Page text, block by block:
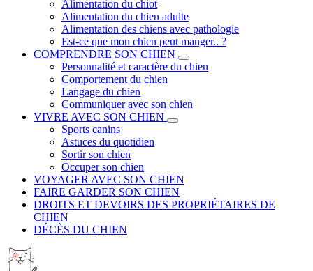
Alimentation du chiot
Alimentation du chien adulte
Alimentation des chiens avec pathologie
Est-ce que mon chien peut manger.. ?
COMPRENDRE SON CHIEN
Personnalité et caractère du chien
Comportement du chien
Langage du chien
Communiquer avec son chien
VIVRE AVEC SON CHIEN
Sports canins
Astuces du quotidien
Sortir son chien
Occuper son chien
VOYAGER AVEC SON CHIEN
FAIRE GARDER SON CHIEN
DROITS ET DEVOIRS DES PROPRIÉTAIRES DE
CHIEN
DÉCÈS DU CHIEN